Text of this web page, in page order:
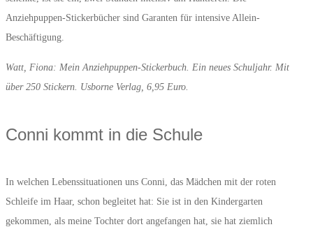
Anziehpuppen-Stickerbücher sind Garanten für intensive Allein-
Beschäftigung.
Watt, Fiona: Mein Anziehpuppen-Stickerbuch. Ein neues Schuljahr. Mit
über 250 Stickern. Usborne Verlag, 6,95 Euro.
Conni kommt in die Schule
In welchen Lebenssituationen uns Conni, das Mädchen mit der roten
Schleife im Haar, schon begleitet hat: Sie ist in den Kindergarten
gekommen, als meine Tochter dort angefangen hat, sie hat ziemlich